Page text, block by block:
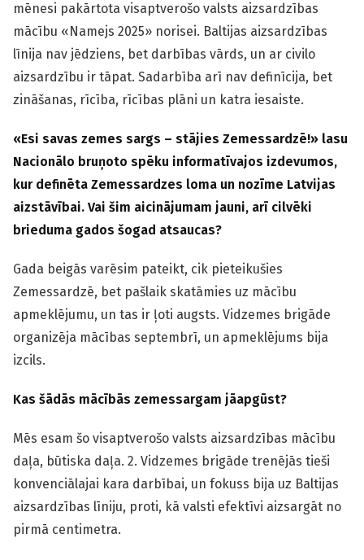
mēnesi pakārtota visaptverošo valsts aizsardzības
mācību «Namejs 2025» norisei. Baltijas aizsardzības
līnija nav jēdziens, bet darbības vārds, un ar civilo
aizsardzību ir tāpat. Sadarbība arī nav definīcija, bet
zināšanas, rīcība, rīcības plāni un katra iesaiste.
«Esi savas zemes sargs – stājies Zemessardzē!» lasu
Nacionālo bruņoto spēku informatīvajos izdevumos,
kur definēta Zemessardzes loma un nozīme Latvijas
aizstāvībai. Vai šim aicinājumam jauni, arī cilvēki
brieduma gados šogad atsaucas?
Gada beigās varēsim pateikt, cik pieteikušies
Zemessardzē, bet pašlaik skatāmies uz mācību
apmeklējumu, un tas ir ļoti augsts. Vidzemes brigāde
organizēja mācības septembrī, un apmeklējums bija
izcils.
Kas šādās mācībās zemessargam jāapgūst?
Mēs esam šo visaptverošo valsts aizsardzības mācību
daļa, būtiska daļa. 2. Vidzemes brigāde trenējās tieši
konvenciālajai kara darbībai, un fokuss bija uz Baltijas
aizsardzības līniju, proti, kā valsti efektīvi aizsargāt no
pirmā centimetra.